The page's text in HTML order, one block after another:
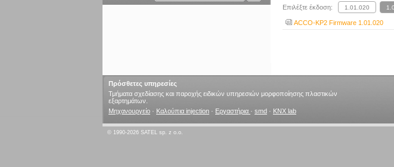
Επιλέξτε έκδοση:
ACCO-KP2 Firmware 1.01.020
Πρόσθετες υπηρεσίες
Τμήματα σχεδίασης και παροχής ειδικών υπηρεσιών μορφοποίησης πλαστικών
εξαρτημάτων.
Μηχανουργείο · Καλούπια injection · Εργαστήρια · smd · KNX lab
© 1990-2026 SATEL sp. z o.o.